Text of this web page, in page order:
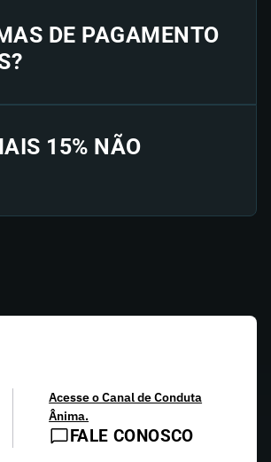
DE PAGAMENTO
15% NÃO
Acesse o Canal de Conduta
Ânima.
FALE CONOSCO